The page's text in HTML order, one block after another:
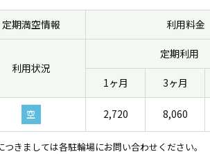
定期満空情報 利用料金
利用状況
定期利用
1ヶ月
3ヶ月
空 2,720 8,060
きましては各駐輪場にお問い合わせください。